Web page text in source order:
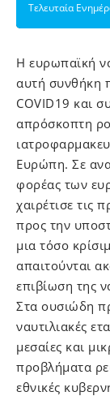
Τελευταία
Η ευρωπαϊκή
αυτή συνθήκη
COVID19 και
απρόσκοπτη
Ευρώπη. Σε
φορέας των
χαιρέτισε τις
προς την
μια τόσο
απαιτούνται
επιβίωση της
Στα ουσιώδη
ναυτιλιακές
μεσαίες και
προβλήματα
εθνικές